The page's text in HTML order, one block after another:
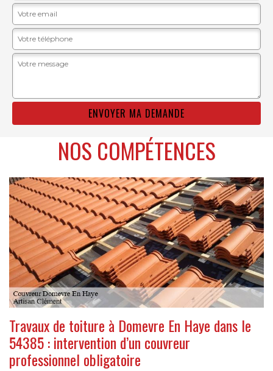
NOS COMPÉTENCES
Travaux de toiture à Domevre En Haye dans le
54385 : intervention d’un couvreur
professionnel obligatoire